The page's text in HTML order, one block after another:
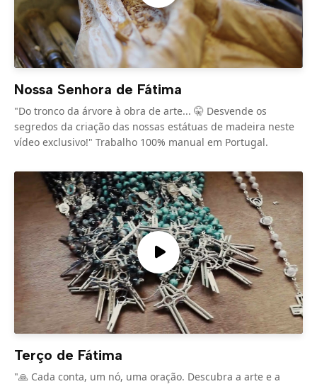
Nossa Senhora de Fátima
"Do tronco da árvore à obra de arte... 🤫 Desvende os
segredos da criação das nossas estátuas de madeira neste
vídeo exclusivo!" Trabalho 100% manual em Portugal.
Terço de Fátima
"🙏 Cada conta, um nó, uma oração. Descubra a arte e a